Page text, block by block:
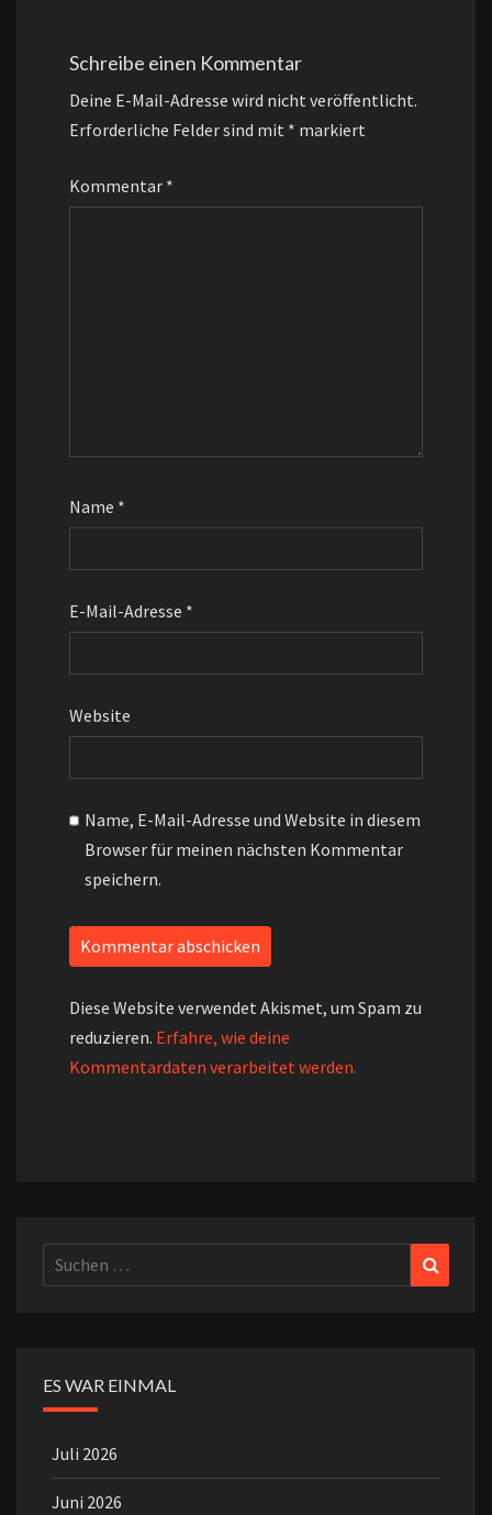
Schreibe einen Kommentar
Deine E-Mail-Adresse wird nicht veröffentlicht.
Erforderliche Felder sind mit * markiert
Kommentar *
Name *
E-Mail-Adresse *
Website
Name, E-Mail-Adresse und Website in diesem
Browser für meinen nächsten Kommentar
speichern.
Diese Website verwendet Akismet, um Spam zu
reduzieren. Erfahre, wie deine
Kommentardaten verarbeitet werden.
Suchen
nach:
ES WAR EINMAL
Juli 2026
Juni 2026